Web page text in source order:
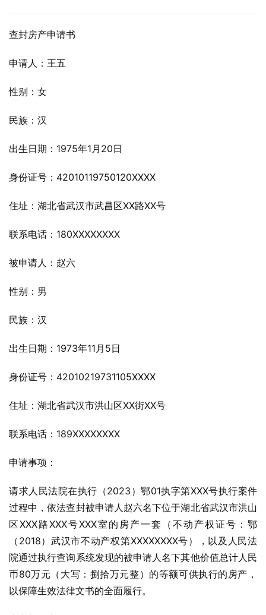
查封房产申请书
申请人：王五
性别：女
民族：汉
出生日期：1975年1月20日
身份证号：42010119750120XXXX
住址：湖北省武汉市武昌区XX路XX号
联系电话：180XXXXXXXX
被申请人：赵六
性别：男
民族：汉
出生日期：1973年11月5日
身份证号：42010219731105XXXX
住址：湖北省武汉市洪山区XX街XX号
联系电话：189XXXXXXXX
申请事项：
请求人民法院在执行（2023）鄂01执字第XXX号执行案件
过程中，依法查封被申请人赵六名下位于湖北省武汉市洪山
区XXX路XXX号XXX室的房产一套（不动产权证号：鄂
（2018）武汉市不动产权第XXXXXXXX号），以及人民法
院通过执行查询系统发现的被申请人名下其他价值总计人民
币80万元（大写：捌拾万元整）的等额可供执行的房产，
以保障生效法律文书的全面履行。